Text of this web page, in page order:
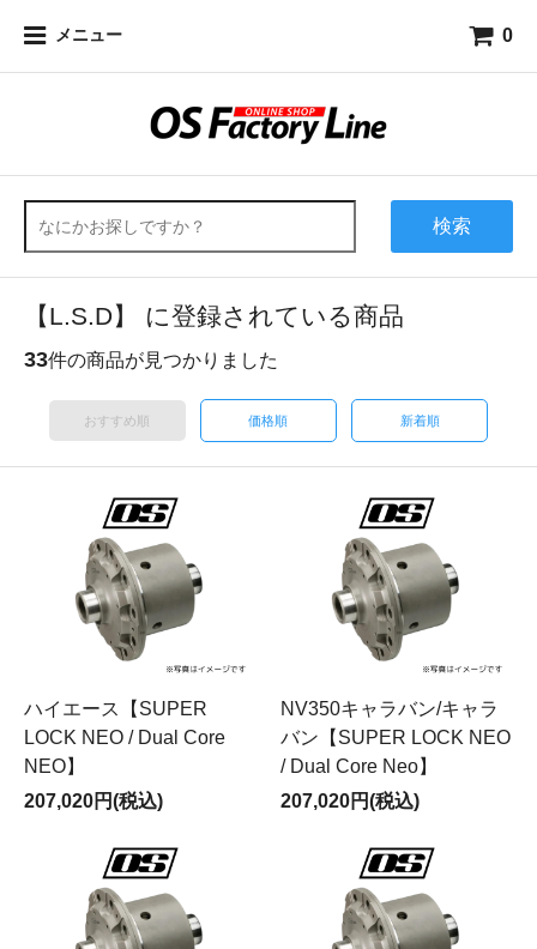
メニュー 0
検索
【L.S.D】 に登録されている商品
33件の商品が見つかりました
おすすめ順 価格順 新着順
ハイエース【SUPER
LOCK NEO / Dual Core
NEO】
207,020円(税込)
NV350キャラバン/キャラ
バン【SUPER LOCK NEO
/ Dual Core Neo】
207,020円(税込)